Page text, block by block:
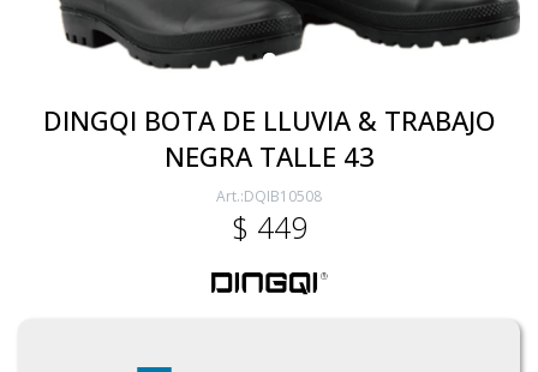
DINGQI BOTA DE LLUVIA & TRABAJO
NEGRA TALLE 43
DQIB10508
$ 449
Herramientas Eléctrica y Batería